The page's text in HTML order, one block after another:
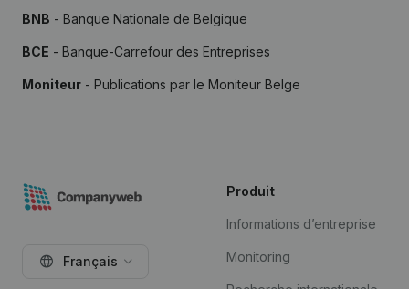
BNB - Banque Nationale de Belgique
BCE - Banque-Carrefour des Entreprises
Moniteur - Publications par le Moniteur Belge
Français
Produit
Informations d’entreprise
Monitoring